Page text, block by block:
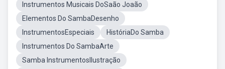
Instrumentos Musicais DoSaão Joaão
Elementos Do SambaDesenho
InstrumentosEspeciais
HistóriaDo Samba
Instrumentos Do SambaArte
Samba InstrumentosIlustração